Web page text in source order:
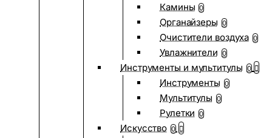
Камины 0
Органайзеры 0
Очистители воздуха 0
Увлажнители 0
Инструменты и мультитулы 0
Инструменты 0
Мультитулы 0
Рулетки 0
Искусство 0